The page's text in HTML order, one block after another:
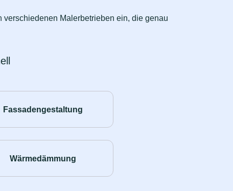
Malerbetrieben ein, die genau
Fassadengestaltung
Wärmedämmung